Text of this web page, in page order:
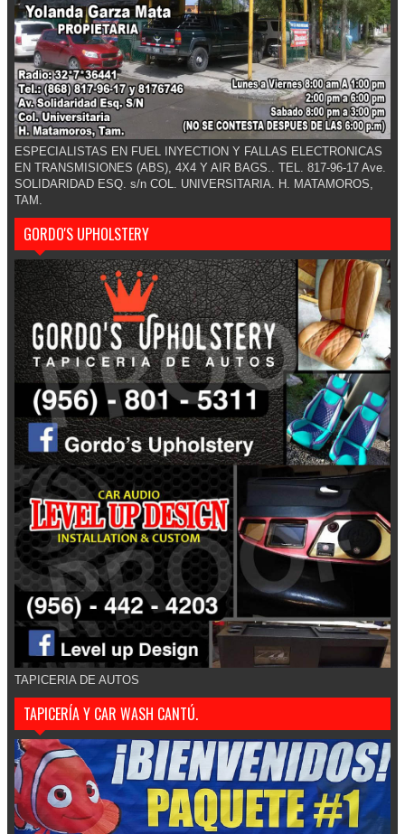
ESPECIALISTAS EN FUEL INYECTION Y FALLAS ELECTRONICAS
EN TRANSMISIONES (ABS), 4X4 Y AIR BAGS.. TEL. 817-96-17 Ave.
SOLIDARIDAD ESQ. s/n COL. UNIVERSITARIA. H. MATAMOROS,
TAM.
GORDO'S UPHOLSTERY
TAPICERIA DE AUTOS
TAPICERÍA Y CAR WASH CANTÚ.